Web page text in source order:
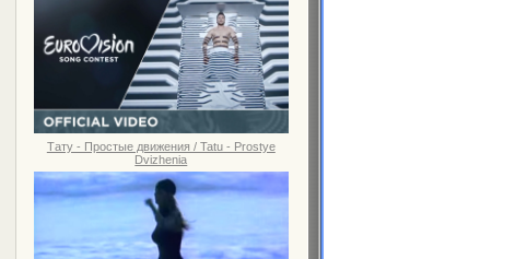
Тату - Простые движения / Tatu - Prostye
Dvizhenia